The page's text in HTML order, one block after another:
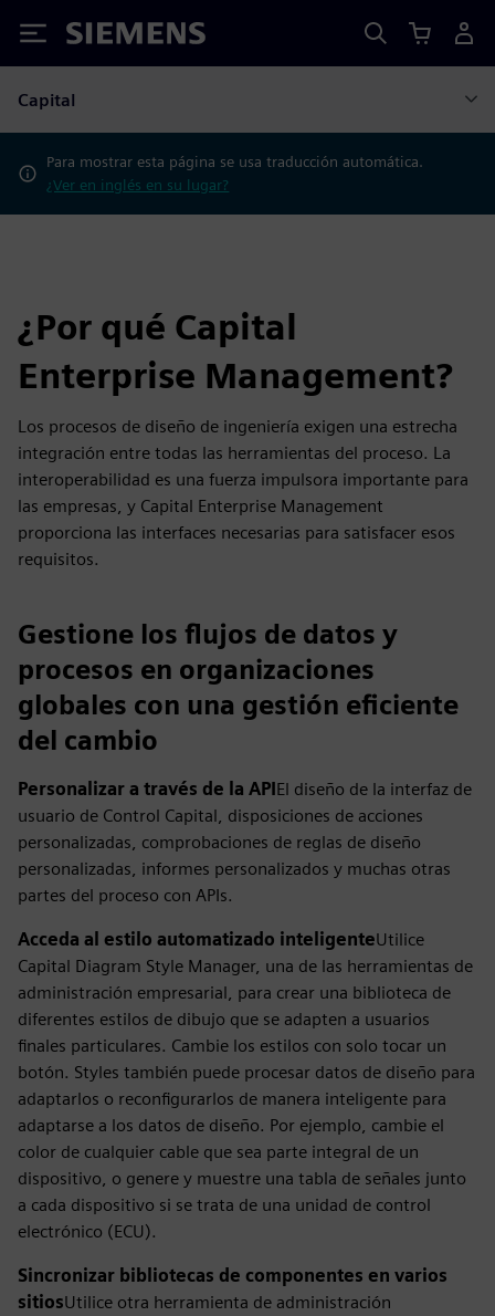
Siemens
Capital
Para mostrar esta página se usa traducción automática.
¿Ver en inglés en su lugar?
¿Por qué Capital
Enterprise Management?
Los procesos de diseño de ingeniería exigen una estrecha
integración entre todas las herramientas del proceso. La
interoperabilidad es una fuerza impulsora importante para
las empresas, y Capital Enterprise Management
proporciona las interfaces necesarias para satisfacer esos
requisitos.
Gestione los flujos de datos y
procesos en organizaciones
globales con una gestión eficiente
del cambio
Personalizar a través de la APIEl diseño de la interfaz de
usuario de Control Capital, disposiciones de acciones
personalizadas, comprobaciones de reglas de diseño
personalizadas, informes personalizados y muchas otras
partes del proceso con APIs.
Acceda al estilo automatizado inteligenteUtilice
Capital Diagram Style Manager, una de las herramientas de
administración empresarial, para crear una biblioteca de
diferentes estilos de dibujo que se adapten a usuarios
finales particulares. Cambie los estilos con solo tocar un
botón. Styles también puede procesar datos de diseño para
adaptarlos o reconfigurarlos de manera inteligente para
adaptarse a los datos de diseño. Por ejemplo, cambie el
color de cualquier cable que sea parte integral de un
dispositivo, o genere y muestre una tabla de señales junto
a cada dispositivo si se trata de una unidad de control
electrónico (ECU).
Sincronizar bibliotecas de componentes en varios
sitiosUtilice otra herramienta de administración